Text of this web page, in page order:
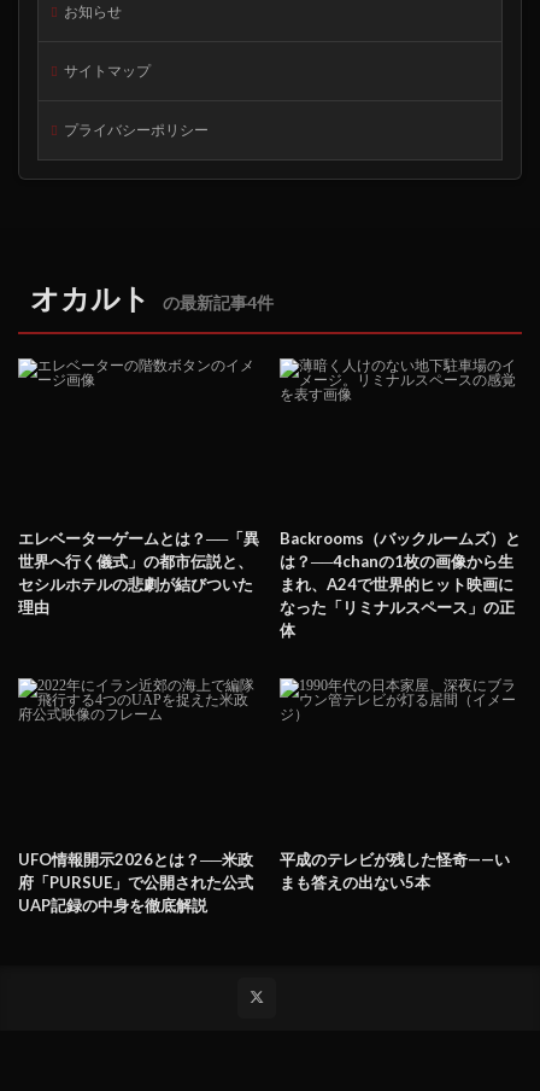
お知らせ
サイトマップ
プライバシーポリシー
オカルト の最新記事4件
エレベーターゲームとは？──「異
世界へ行く儀式」の都市伝説と、
セシルホテルの悲劇が結びついた
理由
Backrooms（バックルームズ）と
は？──4chanの1枚の画像から生
まれ、A24で世界的ヒット映画に
なった「リミナルスペース」の正
体
UFO情報開示2026とは？──米政
府「PURSUE」で公開された公式
UAP記録の中身を徹底解説
平成のテレビが残した怪奇——い
まも答えの出ない5本